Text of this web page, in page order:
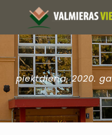
piektdiena, 2020.